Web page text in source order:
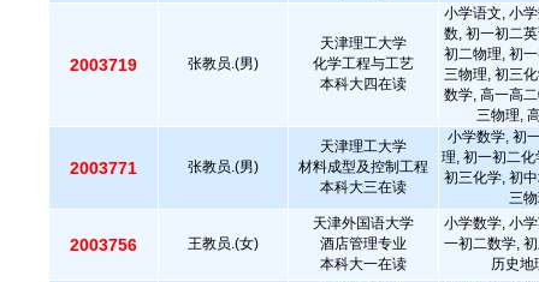
2003719 张教员.(男)
天津理工大学
化学工程与工艺
本科大四在读
小学语文, 小
数, 初一初二
初二物理, 初
三物理, 初三
数学, 高一高
三物理,
2003771 张教员.(男)
天津理工大学
材料成型及控制工程
本科大三在读
小学数学, 初
理, 初一初二
初三化学, 初
三
2003756 王教员.(女)
天津外国语大学
酒店管理专业
本科大一在读
小学数学, 小
一初二数学,
历史地